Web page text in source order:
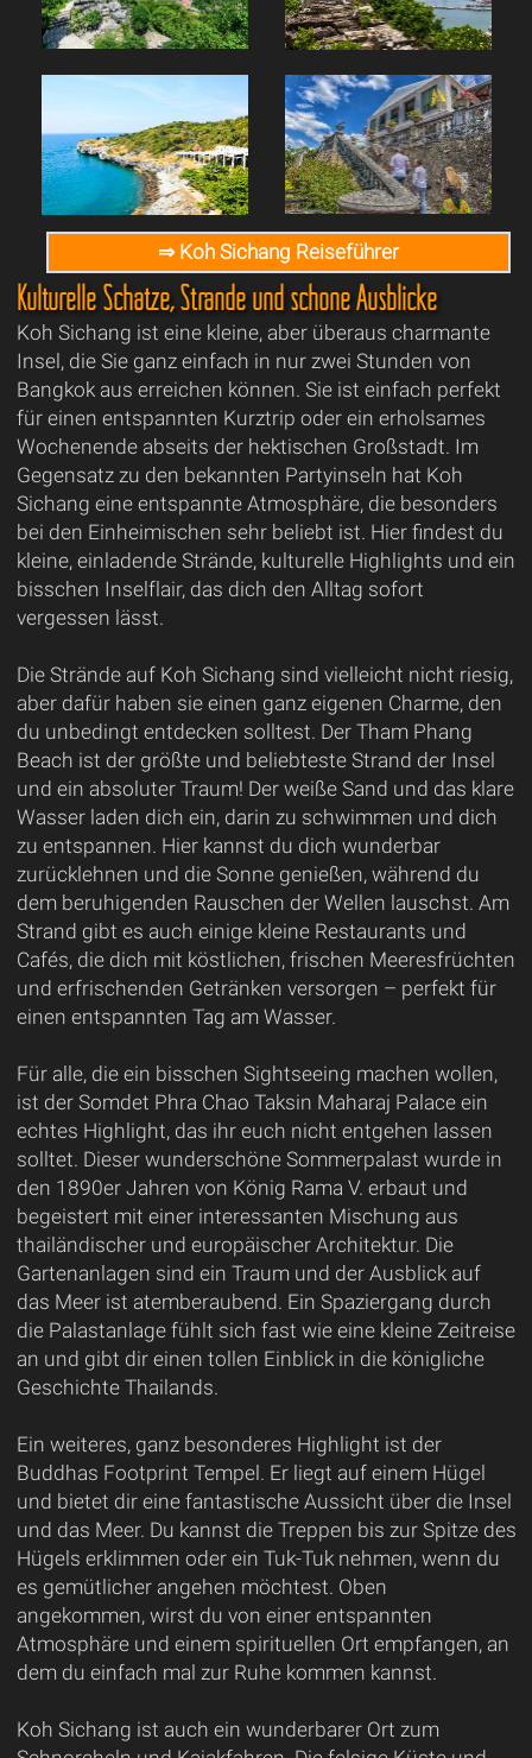
⇒ Koh Sichang Reiseführer
Kulturelle Schätze, Strände und schöne Ausblicke
Koh Sichang ist eine kleine, aber überaus charmante
Insel, die Sie ganz einfach in nur zwei Stunden von
Bangkok aus erreichen können. Sie ist einfach perfekt
für einen entspannten Kurztrip oder ein erholsames
Wochenende abseits der hektischen Großstadt. Im
Gegensatz zu den bekannten Partyinseln hat Koh
Sichang eine entspannte Atmosphäre, die besonders
bei den Einheimischen sehr beliebt ist. Hier findest du
kleine, einladende Strände, kulturelle Highlights und ein
bisschen Inselflair, das dich den Alltag sofort
vergessen lässt.
Die Strände auf Koh Sichang sind vielleicht nicht riesig,
aber dafür haben sie einen ganz eigenen Charme, den
du unbedingt entdecken solltest. Der Tham Phang
Beach ist der größte und beliebteste Strand der Insel
und ein absoluter Traum! Der weiße Sand und das klare
Wasser laden dich ein, darin zu schwimmen und dich
zu entspannen. Hier kannst du dich wunderbar
zurücklehnen und die Sonne genießen, während du
dem beruhigenden Rauschen der Wellen lauschst. Am
Strand gibt es auch einige kleine Restaurants und
Cafés, die dich mit köstlichen, frischen Meeresfrüchten
und erfrischenden Getränken versorgen – perfekt für
einen entspannten Tag am Wasser.
Für alle, die ein bisschen Sightseeing machen wollen,
ist der Somdet Phra Chao Taksin Maharaj Palace ein
echtes Highlight, das ihr euch nicht entgehen lassen
solltet. Dieser wunderschöne Sommerpalast wurde in
den 1890er Jahren von König Rama V. erbaut und
begeistert mit einer interessanten Mischung aus
thailändischer und europäischer Architektur. Die
Gartenanlagen sind ein Traum und der Ausblick auf
das Meer ist atemberaubend. Ein Spaziergang durch
die Palastanlage fühlt sich fast wie eine kleine Zeitreise
an und gibt dir einen tollen Einblick in die königliche
Geschichte Thailands.
Ein weiteres, ganz besonderes Highlight ist der
Buddhas Footprint Tempel. Er liegt auf einem Hügel
und bietet dir eine fantastische Aussicht über die Insel
und das Meer. Du kannst die Treppen bis zur Spitze des
Hügels erklimmen oder ein Tuk-Tuk nehmen, wenn du
es gemütlicher angehen möchtest. Oben
angekommen, wirst du von einer entspannten
Atmosphäre und einem spirituellen Ort empfangen, an
dem du einfach mal zur Ruhe kommen kannst.
Koh Sichang ist auch ein wunderbarer Ort zum